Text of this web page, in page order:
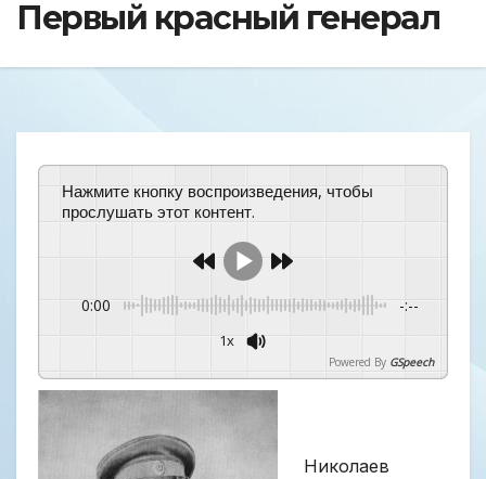
Первый красный генерал
Нажмите кнопку воспроизведения, чтобы
прослушать этот контент.
0:00 -:--
1x
Powered By GSpeech
Николаев